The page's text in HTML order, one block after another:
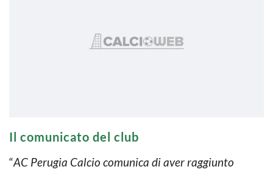
Il comunicato del club
“AC Perugia Calcio comunica di aver raggiunto